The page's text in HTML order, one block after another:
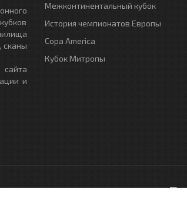
сканы
и
Межконтинентальный кубок
История чемпионатов Европы
Copa America
Кубок Митропы